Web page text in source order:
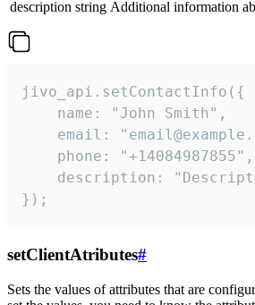
description string Additional information
jivo_api.setContactInfo({
    name: "John Smith",
email:
    phone: "+14084987855",
description:
});
setClientAtributes#
Sets the values ​​of attributes that are